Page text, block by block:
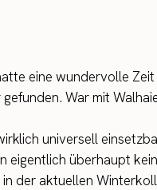
eine wundervolle Zeit
War mit
universell
eigentlich überhaupt
in der aktuellen